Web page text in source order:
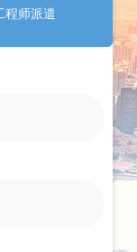
程师派遣